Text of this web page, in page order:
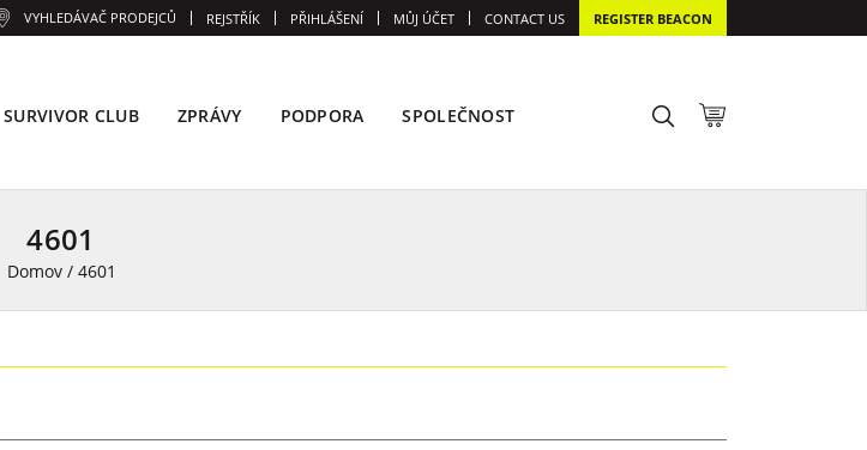
4601
Domov / 4601
SURVIVOR CLUB ZPRÁVY PODPORA SPOLEČNOST
VYHLEDÁVAČ PRODEJCŮ REJSTŘÍK PŘIHLÁŠENÍ MŮJ ÚČET CONTACT US REGISTER BEACON